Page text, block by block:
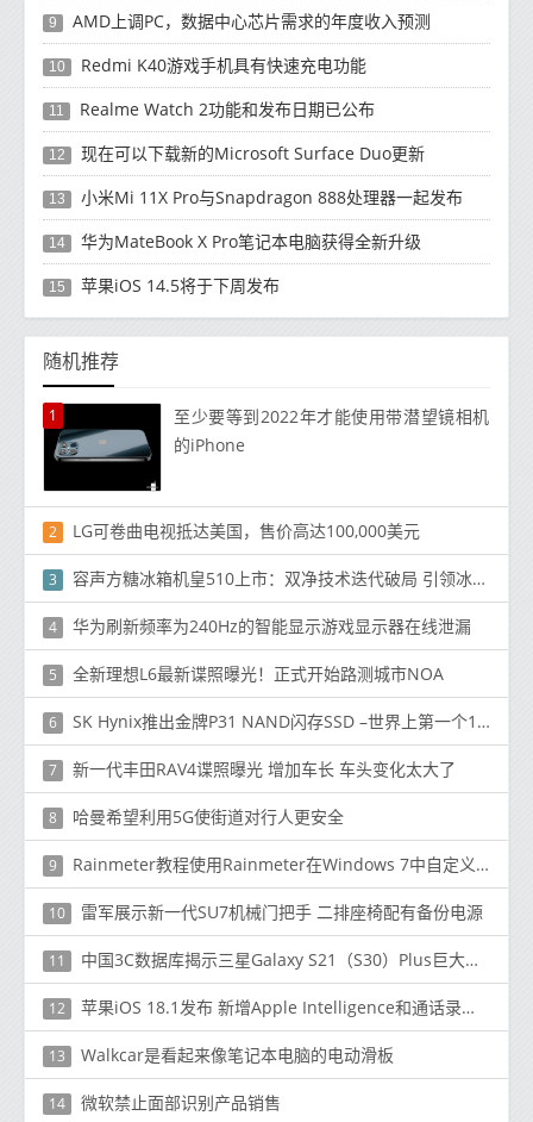
9 AMD上调PC，数据中心芯片需求的年度收入预测
10 Redmi K40游戏手机具有快速充电功能
11 Realme Watch 2功能和发布日期已公布
12 现在可以下载新的Microsoft Surface Duo更新
13 小米Mi 11X Pro与Snapdragon 888处理器一起发布
14 华为MateBook X Pro笔记本电脑获得全新升级
15 苹果iOS 14.5将于下周发布
随机推荐
1
至少要等到2022年才能使用带潜望镜相机
的iPhone
2 LG可卷曲电视抵达美国，售价高达100,000美元
3 容声方糖冰箱机皇510上市：双净技术迭代破局 引领冰箱行业场景化转型
4 华为刷新频率为240Hz的智能显示游戏显示器在线泄漏
5 全新理想L6最新谍照曝光！正式开始路测城市NOA
6 SK Hynix推出金牌P31 NAND闪存SSD –世界上第一个128层NAND闪存消费者SSD
7 新一代丰田RAV4谍照曝光 增加车长 车头变化太大了
8 哈曼希望利用5G使街道对行人更安全
9 Rainmeter教程使用Rainmeter在Windows 7中自定义桌面更炫耀您的怪异桌面
10 雷军展示新一代SU7机械门把手 二排座椅配有备份电源
11 中国3C数据库揭示三星Galaxy S21（S30）Plus巨大电池
12 苹果iOS 18.1发布 新增Apple Intelligence和通话录音功能
13 Walkcar是看起来像笔记本电脑的电动滑板
14 微软禁止面部识别产品销售